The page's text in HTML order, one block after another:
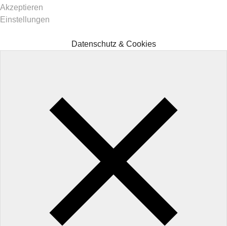
Akzeptieren
Einstellungen
Datenschutz & Cookies